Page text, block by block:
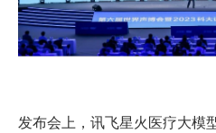
发布会上，讯飞星火医疗大模